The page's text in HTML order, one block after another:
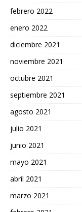
febrero 2022
enero 2022
diciembre 2021
noviembre 2021
octubre 2021
septiembre 2021
agosto 2021
julio 2021
junio 2021
mayo 2021
abril 2021
marzo 2021